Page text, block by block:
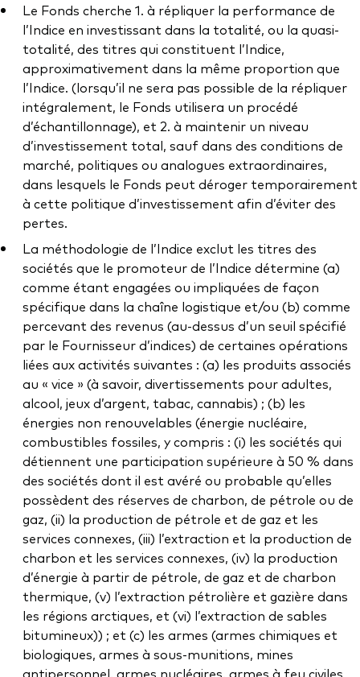
Le Fonds cherche 1. à répliquer la performance de
l’Indice en investissant dans la totalité, ou la quasi-
totalité, des titres qui constituent l’Indice,
approximativement dans la même proportion que
l’Indice. (lorsqu’il ne sera pas possible de la répliquer
intégralement, le Fonds utilisera un procédé
d’échantillonnage), et 2. à maintenir un niveau
d’investissement total, sauf dans des conditions de
marché, politiques ou analogues extraordinaires,
dans lesquels le Fonds peut déroger temporairement
à cette politique d’investissement afin d’éviter des
pertes.
La méthodologie de l’Indice exclut les titres des
sociétés que le promoteur de l’Indice détermine (a)
comme étant engagées ou impliquées de façon
spécifique dans la chaîne logistique et/ou (b) comme
percevant des revenus (au-dessus d’un seuil spécifié
par le Fournisseur d’indices) de certaines opérations
liées aux activités suivantes : (a) les produits associés
au « vice » (à savoir, divertissements pour adultes,
alcool, jeux d’argent, tabac, cannabis) ; (b) les
énergies non renouvelables (énergie nucléaire,
combustibles fossiles, y compris : (i) les sociétés qui
détiennent une participation supérieure à 50 % dans
des sociétés dont il est avéré ou probable qu’elles
possèdent des réserves de charbon, de pétrole ou de
gaz, (ii) la production de pétrole et de gaz et les
services connexes, (iii) l’extraction et la production de
charbon et les services connexes, (iv) la production
d’énergie à partir de pétrole, de gaz et de charbon
thermique, (v) l’extraction pétrolière et gazière dans
les régions arctiques, et (vi) l’extraction de sables
bitumineux)) ; et (c) les armes (armes chimiques et
biologiques, armes à sous-munitions, mines
antipersonnel, armes nucléaires, armes à feu civiles